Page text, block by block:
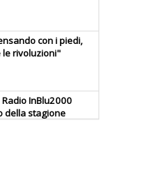
con i piedi,
rivoluzioni"
InBlu2000
della stagione